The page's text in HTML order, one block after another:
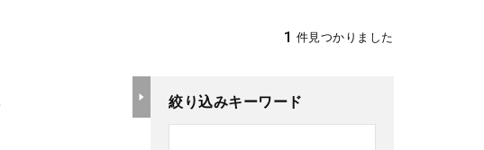
1 件見つかりました
絞り込みキーワード